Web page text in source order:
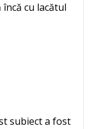
cu lacătul
subiect a fost